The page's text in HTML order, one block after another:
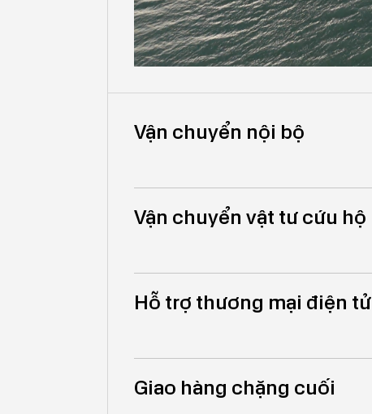
Vận chuyển nội bộ
Vận chuyển vật tư cứu hộ
Hỗ trợ thương mại điện tử
Giao hàng chặng cuối